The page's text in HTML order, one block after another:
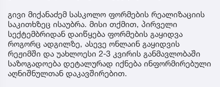
გივი მიქანაძემ სასკოლო ფორმების რეალიზაციის
საკითხზეც ისაუბრა. მისი თქმით, პირველი
სექტემბრიდან დაიწყება ფორმების გაყიდვა
როგორც ადგილზე, ასევე ონლაინ გაყიდვის
რეჟიმში და უახლოესი 2-3 კვირის განმავლობაში
საზოგადოება დეტალურად იქნება ინფორმირებული
აღნიშნულთან დაკავშირებით.